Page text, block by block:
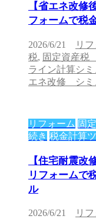
【省エネ改修
フォームで税
2026/6/21 リ
税, 固定資産税
ライン計算シ
エネ改修 シミ
リフォーム 固
続き 税金計算
【住宅耐震改
リフォームで
ル
2026/6/21 リ